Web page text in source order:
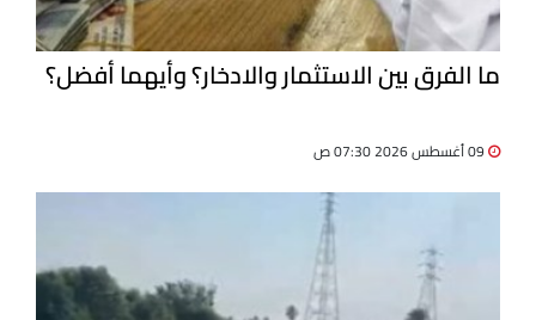
ما الفرق بين الاستثمار والادخار؟ وأيهما أفضل؟